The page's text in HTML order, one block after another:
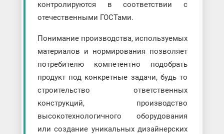
контролируются в соответствии с
отечественными ГОСТами.
Понимание производства, используемых
материалов и нормирования позволяет
потребителю компетентно подобрать
продукт под конкретные задачи, будь то
строительство ответственных
конструкций, производство
высокотехнологичного оборудования
или создание уникальных дизайнерских